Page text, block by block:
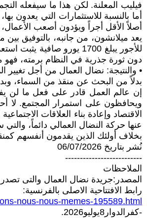
أما بالنسبة للاستثمارات التي
أصلاً الأقل أجراً ويؤدون أصعب
يعد ميلانشون، من جانبه، بالتوفيق
للأجور يبلغ 1700 يورو
دون ثورة جذرية في النظام برمته،
• والنتيجة: نضال العمال من أجل تغيير
بدلاً من البحث عن منقذ من السماء،
إن عالم العمل قادر على فعل ما لن
ويحافظون على استمرار المجتمع. لا
الاقتصاد وإعادة بناء العلاقات
عنها حركة النضال العمالي دائماً، والتي سنؤكدها
بخلاف أولئك الذين يقدمون أنفسهم
نُشر بتاريخ 06/07/2026
--------------------------
الملاحظات
المصدر:جريدة نضال العمال والتى
رابط الافتتاحية الاصلى بالفرنسية:
nous-nous-memes-195589.html
-كفرالدوار8يوليو2026.